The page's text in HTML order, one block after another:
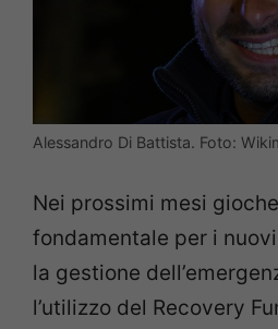
Alessandro Di Battista. Foto:
Nei prossimi mesi
fondamentale per i
la gestione
l’utilizzo del Recovery